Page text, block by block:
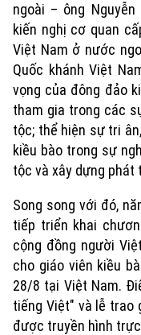
Xu hướng
ngoài – ông
kiến nghị cơ quan
Việt Nam ở nước
Quốc khánh Việt
vọng của đông đảo
tham gia trong các
tộc; thể hiện sự tri
kiều bào trong sự
tộc và xây dựng phát
Song song với đó,
tiếp triển khai
cộng đồng người
cho giáo viên kiều
28/8 tại Việt Nam.
tiếng Việt" và lễ trao
được truyền hình